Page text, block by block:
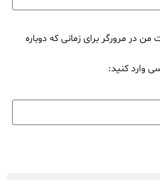
در مرورگر برای زمانی که دوباره
وارد کنید: